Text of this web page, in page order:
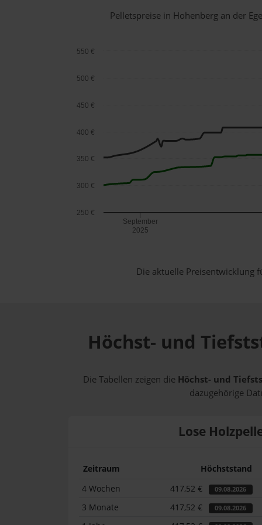
Pelletspreise in Hohenberg an der
September
2025
250 €
300 €
350 €
400 €
450 €
500 €
550 €
Die aktuelle Preisentwicklung
Höchst- und
Die Tabellen zeigen die Höchst- und
dazugehörige
Lose
Zeitraum Höchststand
4 Wochen
417,52 € 09.08.2026
3 Monate 417,52 € 09.08.2026